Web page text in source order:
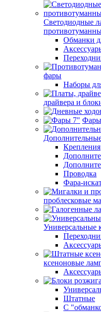
Светодиодные
Обманки
фары
Наборы
драйвера и
Крепления
Проводка
Фара-
проблесковые
Универсальные
ксеноновые
Штатные
С